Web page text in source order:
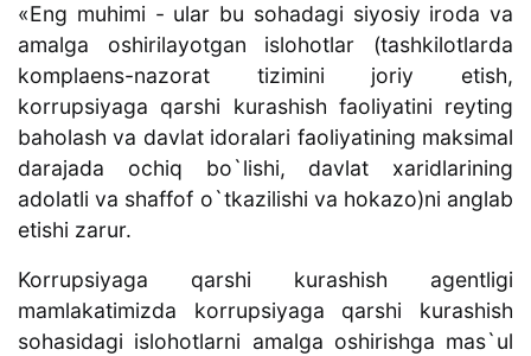
«Eng muhimi - ular bu sohadagi siyosiy iroda va
amalga oshirilayotgan islohotlar (tashkilotlarda
komplaens-nazorat tizimini joriy etish,
korrupsiyaga qarshi kurashish faoliyatini reyting
baholash va davlat idoralari faoliyatining maksimal
darajada ochiq bo`lishi, davlat xaridlarining
adolatli va shaffof o`tkazilishi va hokazo)ni anglab
etishi zarur.
Korrupsiyaga qarshi kurashish agentligi
mamlakatimizda korrupsiyaga qarshi kurashish
sohasidagi islohotlarni amalga oshirishga mas`ul